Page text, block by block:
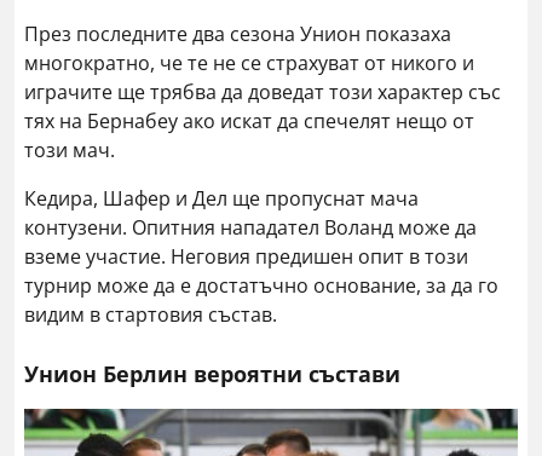
През последните два сезона Унион показаха
многократно, че те не се страхуват от никого и
играчите ще трябва да доведат този характер със
тях на Бернабеу ако искат да спечелят нещо от
този мач.
Кедира, Шафер и Дел ще пропуснат мача
контузени. Опитния нападател Воланд може да
вземе участие. Неговия предишен опит в този
турнир може да е достатъчно основание, за да го
видим в стартовия състав.
Унион Берлин вероятни състави